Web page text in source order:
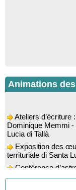
Animations
Dominique Memmi -
Lucia di Tallà
territuriale di Santa
l’astrophysicien
Bicchisgià